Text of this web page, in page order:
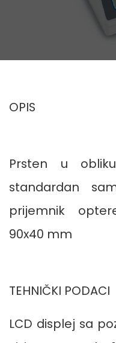
OPIS
Prsten u
standardan
prijemnik
90x40 mm
TEHNIČKI PODACI
LCD displej sa